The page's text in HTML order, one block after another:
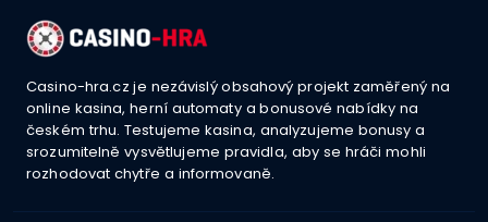
Casino-hra.cz je nezávislý obsahový projekt zaměřený na
online kasina, herní automaty a bonusové nabídky na
českém trhu. Testujeme kasina, analyzujeme bonusy a
srozumitelně vysvětlujeme pravidla, aby se hráči mohli
rozhodovat chytře a informovaně.